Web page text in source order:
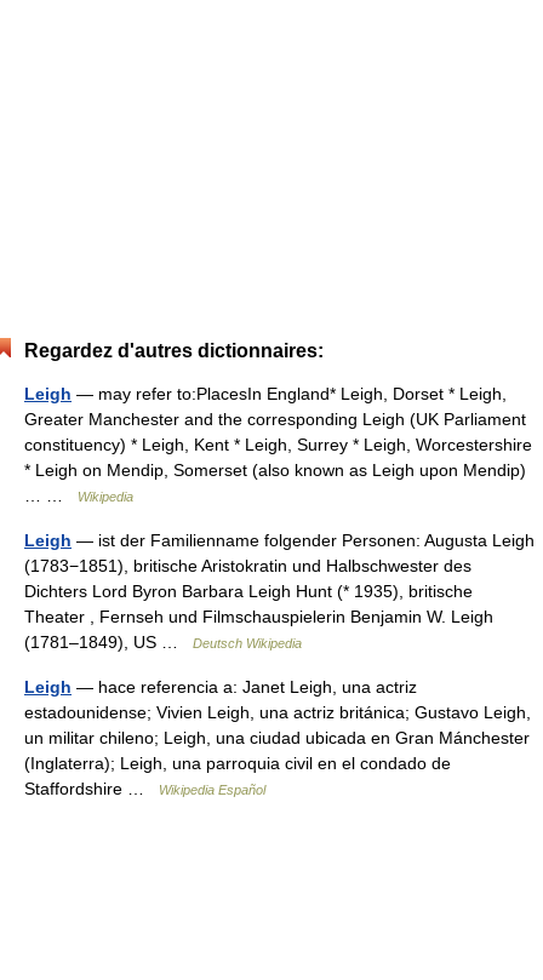
Regardez d'autres dictionnaires:
Leigh — may refer to:PlacesIn England* Leigh, Dorset * Leigh,
Greater Manchester and the corresponding Leigh (UK Parliament
constituency) * Leigh, Kent * Leigh, Surrey * Leigh, Worcestershire
* Leigh on Mendip, Somerset (also known as Leigh upon Mendip)
Wikipedia
Leigh — ist der Familienname folgender Personen: Augusta Leigh
(1783−1851), britische Aristokratin und Halbschwester des
Dichters Lord Byron Barbara Leigh Hunt (* 1935), britische
Theater , Fernseh und Filmschauspielerin Benjamin W. Leigh
(1781–1849), US …
Deutsch Wikipedia
Leigh — hace referencia a: Janet Leigh, una actriz
estadounidense; Vivien Leigh, una actriz británica; Gustavo Leigh,
un militar chileno; Leigh, una ciudad ubicada en Gran Mánchester
(Inglaterra); Leigh, una parroquia civil en el condado de
Staffordshire …
Wikipedia Español